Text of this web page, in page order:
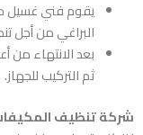
يقومفني غسيل
البراغي من أجل
بعد الانتهاء من
ثم التركيب للجهاز.
شركة تنظيف